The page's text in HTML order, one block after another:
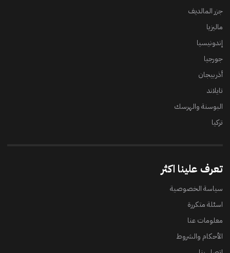
جزر المالديف
ماليزيا
إندونيسيا
جورجيا
أذربيجان
تايلاند
البوسنة والهرسك
تركيا
تعرف علينا اكثر
سياسة الخصوصية
اسئلة متكررة
معلومات عنا
الأحكام والشروط